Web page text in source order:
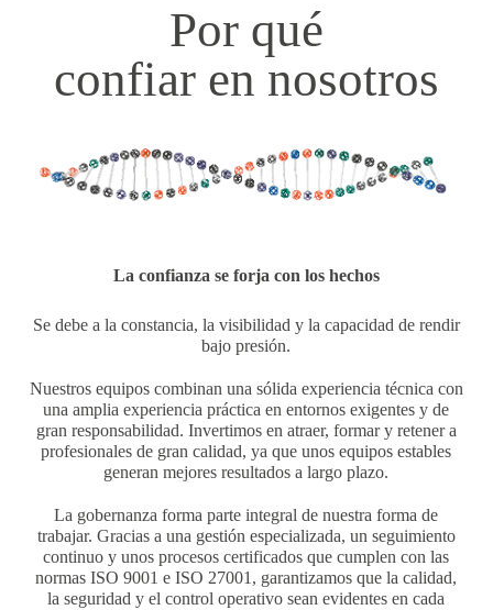
Por qué
confiar en nosotros
La confianza se forja con los hechos
Se debe a la constancia, la visibilidad y la capacidad de rendir
bajo presión.
Nuestros equipos combinan una sólida experiencia técnica con
una amplia experiencia práctica en entornos exigentes y de
gran responsabilidad. Invertimos en atraer, formar y retener a
profesionales de gran calidad, ya que unos equipos estables
generan mejores resultados a largo plazo.
La gobernanza forma parte integral de nuestra forma de
trabajar. Gracias a una gestión especializada, un seguimiento
continuo y unos procesos certificados que cumplen con las
normas ISO 9001 e ISO 27001, garantizamos que la calidad,
la seguridad y el control operativo sean evidentes en cada